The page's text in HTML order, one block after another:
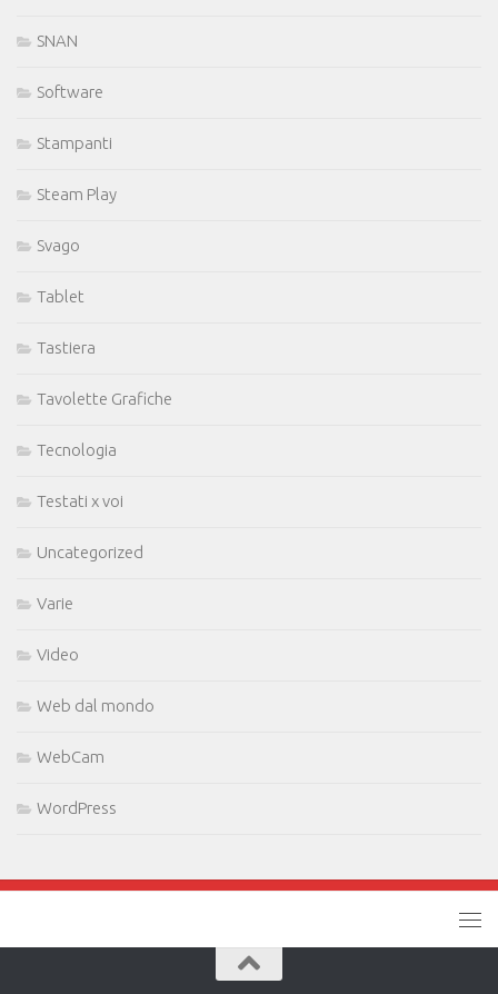
SNAN
Software
Stampanti
Steam Play
Svago
Tablet
Tastiera
Tavolette Grafiche
Tecnologia
Testati x voi
Uncategorized
Varie
Video
Web dal mondo
WebCam
WordPress